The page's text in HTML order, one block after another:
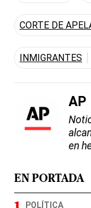
CORTE DE
INMIGRANTES
AP
en
EN PORTADA
POLÍTICA